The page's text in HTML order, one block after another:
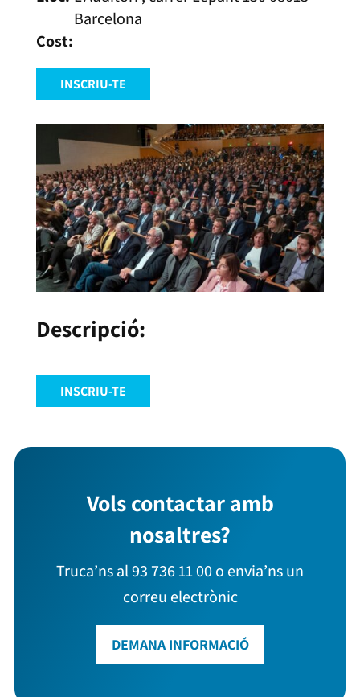
Barcelona
INSCRIU-TE
Descripció:
INSCRIU-TE
Vols contactar amb
nosaltres?
Truca’ns al 93 736 11 00 o envia’ns un
correu electrònic
DEMANA INFORMACIÓ